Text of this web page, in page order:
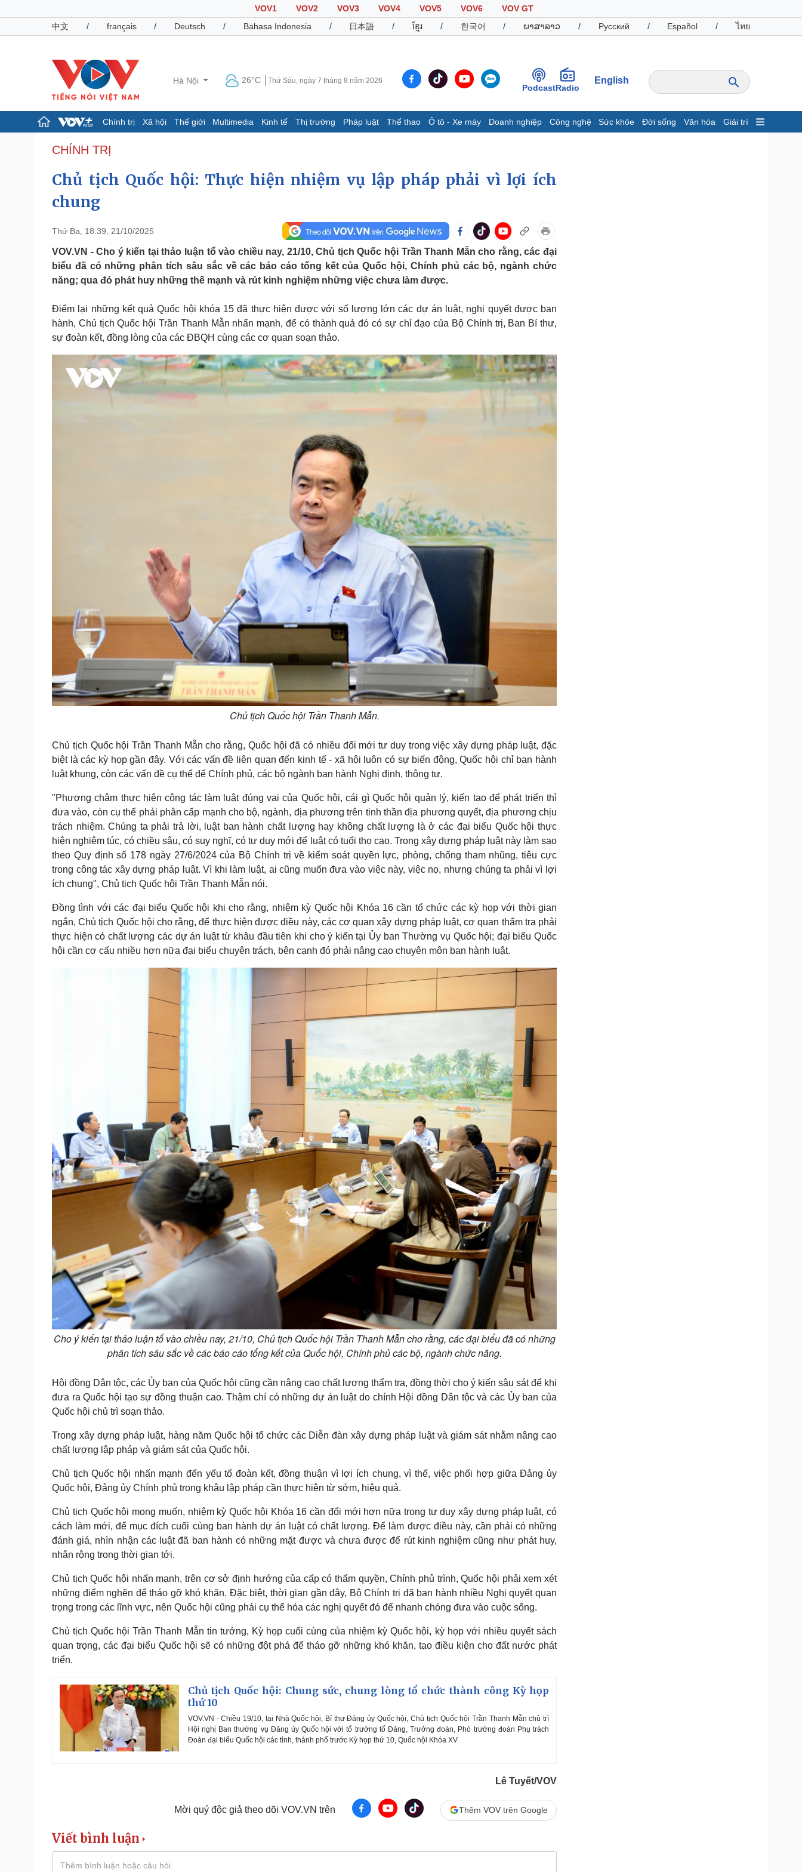
VOV1 VOV2 VOV3 VOV4 VOV5 VOV6
VOV GT
中文
/ français / Deutsch / Bahasa Indonesia / 日本語 / ខ្មែរ / 한국어 / ພາສາລາວ / Русский / Español / ไทย
Hà Nội 26°C Thứ Sáu, ngày 7 tháng 8 năm 2026
PodcastRadio
English
Chính trị Xã hội Thế giới Multimedia Kinh tế Thị trường Pháp luật Thể thao Ô tô - Xe máy Doanh nghiệp Công nghệ Sức khỏe Đời sống Văn hóa Giải trí
Chính trị
Tổ chức nhân sự
Quốc hội
Nhận diện sự thật
Dự báo thời tiết
Giáo dục
Cuộc sống đó đây
Hồ sơ
Ảnh
E-Magazine
Khởi nghiệp
Pháp luật
Vụ án
Tin nóng
Tư vấn luật
Quân sự - Quốc phòng
Vũ khí
Việt Nam
Phân tích
Thể thao
Bóng đá
Lịch thi đấu bóng đá
Thế giới thể thao
Hậu trường
Ô tô - Xe máy
Ô tô
Tư vấn
Doanh nghiệp
Thông tin doanh nghiệp
Sức khỏe
Cây thuốc
Sản phụ khoa
Nhi khoa
Đời sống
Blog
Tình yêu - Gia đình
Văn hóa
Văn học
Âm nhạc
Di sản
Thời trang
Sao Việt
Săn Tour
check-in
CHÍNH TRỊ
Chủ tịch Quốc hội: Thực hiện nhiệm vụ lập pháp phải vì lợi ích
chung
Thứ Ba, 18:39, 21/10/2025
VOV.VN - Cho ý kiến tại thảo luận tổ vào chiều nay, 21/10, Chủ tịch Quốc hội Trần Thanh Mẫn cho rằng, các đại
biểu đã có những phân tích sâu sắc về các báo cáo tổng kết của Quốc hội, Chính phủ các bộ, ngành chức
năng; qua đó phát huy những thế mạnh và rút kinh nghiệm những việc chưa làm được.
Điểm lại những kết quả Quốc hội khóa 15 đã thực hiện được với số lượng lớn các dự án luật, nghị quyết được ban
hành, Chủ tịch Quốc hội Trần Thanh Mẫn nhấn mạnh, để có thành quả đó có sự chỉ đạo của Bộ Chính trị, Ban Bí thư,
sự đoàn kết, đồng lòng của các ĐBQH cùng các cơ quan soạn thảo.
Chủ tịch Quốc hội Trần Thanh Mẫn.
Chủ tịch Quốc hội Trần Thanh Mẫn cho rằng, Quốc hội đã có nhiều đổi mới tư duy trong việc xây dựng pháp luật, đặc
biệt là các kỳ họp gần đây. Với các vấn đề liên quan đến kinh tế - xã hội luôn có sự biến động, Quốc hội chỉ ban hành
luật khung, còn các vấn đề cụ thể để Chính phủ, các bộ ngành ban hành Nghị định, thông tư.
"Phương châm thực hiện công tác làm luật đúng vai của Quốc hội, cái gì Quốc hội quản lý, kiến tạo để phát triển thì
đưa vào, còn cụ thể phải phân cấp mạnh cho bộ, ngành, địa phương trên tinh thần địa phương quyết, địa phương chịu
trách nhiệm. Chúng ta phải trả lời, luật ban hành chất lượng hay không chất lượng là ở các đại biểu Quốc hội thực
hiện nghiêm túc, có chiều sâu, có suy nghĩ, có tư duy mới để luật có tuổi thọ cao. Trong xây dựng pháp luật này làm sao
theo Quy định số 178 ngày 27/6/2024 của Bộ Chính trị về kiểm soát quyền lực, phòng, chống tham nhũng, tiêu cực
trong công tác xây dựng pháp luật. Vì khi làm luật, ai cũng muốn đưa vào việc này, việc nọ, nhưng chúng ta phải vì lợi
ích chung", Chủ tịch Quốc hội Trần Thanh Mẫn nói.
Đồng tình với các đại biểu Quốc hội khi cho rằng, nhiệm kỳ Quốc hội Khóa 16 cần tổ chức các kỳ họp với thời gian
ngắn, Chủ tịch Quốc hội cho rằng, để thực hiện được điều này, các cơ quan xây dựng pháp luật, cơ quan thẩm tra phải
thực hiện có chất lượng các dự án luật từ khâu đầu tiên khi cho ý kiến tại Ủy ban Thường vụ Quốc hội; đại biểu Quốc
hội cần cơ cấu nhiều hơn nữa đại biểu chuyên trách, bên cạnh đó phải nâng cao chuyên môn ban hành luật.
Cho ý kiến tại thảo luận tổ vào chiều nay, 21/10, Chủ tịch Quốc hội Trần Thanh Mẫn cho rằng, các đại biểu đã có những
phân tích sâu sắc về các báo cáo tổng kết của Quốc hội, Chính phủ các bộ, ngành chức năng.
Hội đồng Dân tộc, các Ủy ban của Quốc hội cũng cần nâng cao chất lượng thẩm tra, đồng thời cho ý kiến sâu sát để khi
đưa ra Quốc hội tạo sự đồng thuận cao. Thậm chí có những dự án luật do chính Hội đồng Dân tộc và các Ủy ban của
Quốc hội chủ trì soạn thảo.
Trong xây dựng pháp luật, hàng năm Quốc hội tổ chức các Diễn đàn xây dựng pháp luật và giám sát nhằm nâng cao
chất lượng lập pháp và giám sát của Quốc hội.
Chủ tịch Quốc hội nhấn mạnh đến yếu tố đoàn kết, đồng thuận vì lợi ích chung, vì thế, việc phối hợp giữa Đảng ủy
Quốc hội, Đảng ủy Chính phủ trong khâu lập pháp cần thực hiện từ sớm, hiệu quả.
Chủ tịch Quốc hội mong muốn, nhiệm kỳ Quốc hội Khóa 16 cần đổi mới hơn nữa trong tư duy xây dựng pháp luật, có
cách làm mới, để mục đích cuối cùng ban hành dự án luật có chất lượng. Để làm được điều này, cần phải có những
đánh giá, nhìn nhận các luật đã ban hành có những mặt được và chưa được để rút kinh nghiệm cũng như phát huy,
nhân rộng trong thời gian tới.
Chủ tịch Quốc hội nhấn mạnh, trên cơ sở định hướng của cấp có thẩm quyền, Chính phủ trình, Quốc hội phải xem xét
những điểm nghẽn để tháo gỡ khó khăn. Đặc biệt, thời gian gần đây, Bộ Chính trị đã ban hành nhiều Nghị quyết quan
trọng trong các lĩnh vực, nên Quốc hội cũng phải cụ thể hóa các nghị quyết đó để nhanh chóng đưa vào cuộc sống.
Chủ tịch Quốc hội Trần Thanh Mẫn tin tưởng, Kỳ họp cuối cùng của nhiệm kỳ Quốc hội, kỳ họp với nhiều quyết sách
quan trọng, các đại biểu Quốc hội sẽ có những đột phá để tháo gỡ những khó khăn, tạo điều kiện cho đất nước phát
triển.
Chủ tịch Quốc hội: Chung sức, chung lòng tổ chức thành công Kỳ họp
thứ 10
VOV.VN - Chiều 19/10, tại Nhà Quốc hội, Bí thư Đảng ủy Quốc hội, Chủ tịch Quốc hội Trần Thanh Mẫn chủ trì
Hội nghị Ban thường vụ Đảng ủy Quốc hội với tổ trưởng tổ Đảng, Trưởng đoàn, Phó trưởng đoàn Phụ trách
Đoàn đại biểu Quốc hội các tỉnh, thành phố trước Kỳ họp thứ 10, Quốc hội Khóa XV.
Lê Tuyết/VOV
Mời quý độc giả theo dõi VOV.VN trên Thêm VOV trên Google
Viết bình luận